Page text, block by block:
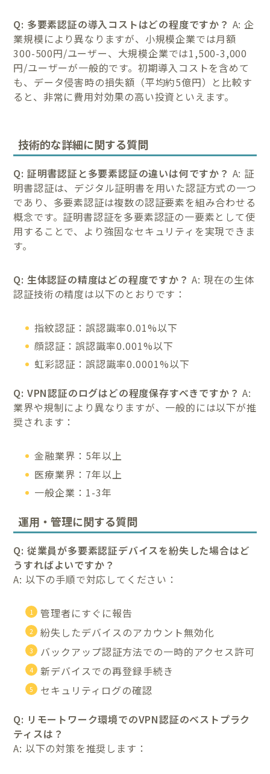
Q: 多要素認証の導入コストはどの程度ですか？ A: 企
業規模により異なりますが、小規模企業では月額
300-500円/ユーザー、大規模企業では1,500-3,000
円/ユーザーが一般的です。初期導入コストを含めて
も、データ侵害時の損失額（平均約5億円）と比較す
ると、非常に費用対効果の高い投資といえます。
技術的な詳細に関する質問
Q: 証明書認証と多要素認証の違いは何ですか？ A: 証
明書認証は、デジタル証明書を用いた認証方式の一つ
であり、多要素認証は複数の認証要素を組み合わせる
概念です。証明書認証を多要素認証の一要素として使
用することで、より強固なセキュリティを実現できま
す。
Q: 生体認証の精度はどの程度ですか？ A: 現在の生体
認証技術の精度は以下のとおりです：
指紋認証：誤認識率0.01%以下
顔認証：誤認識率0.001%以下
虹彩認証：誤認識率0.0001%以下
Q: VPN認証のログはどの程度保存すべきですか？ A:
業界や規制により異なりますが、一般的には以下が推
奨されます：
金融業界：5年以上
医療業界：7年以上
一般企業：1-3年
運用・管理に関する質問
Q: 従業員が多要素認証デバイスを紛失した場合はど
うすればよいですか？
A: 以下の手順で対応してください：
管理者にすぐに報告
紛失したデバイスのアカウント無効化
バックアップ認証方法での一時的アクセス許可
新デバイスでの再登録手続き
セキュリティログの確認
Q: リモートワーク環境でのVPN認証のベストプラク
ティスは？
A: 以下の対策を推奨します：